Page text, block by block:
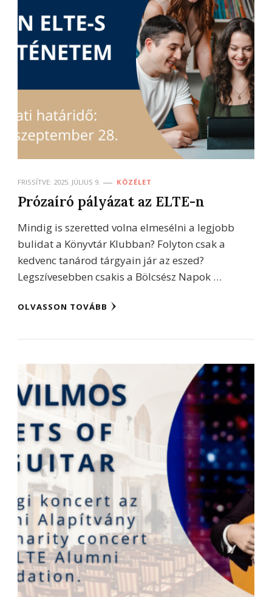
FRISSÍTVE: 2025. JÚLIUS 9. KÖZÉLET
Prózaíró pályázat az ELTE-n
Mindig is szeretted volna elmesélni a legjobb
bulidat a Könyvtár Klubban? Folyton csak a
kedvenc tanárod tárgyain jár az eszed?
Legszívesebben csakis a Bölcsész Napok …
OLVASSON TOVÁBB